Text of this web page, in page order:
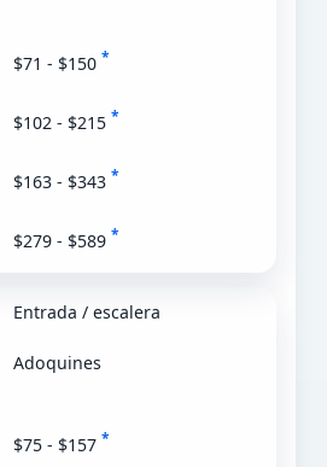
$71 - $150 *
$102 - $215 *
$163 - $343 *
$279 - $589 *
Entrada / escalera
Adoquines
$75 - $157 *